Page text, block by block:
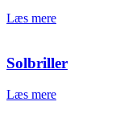
Læs mere
Solbriller
Læs mere